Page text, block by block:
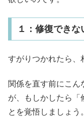
１：修復でき
すがりつかれたら、
関係を直す前にこん
が、もしかしたら「
とを覚悟しましょう。